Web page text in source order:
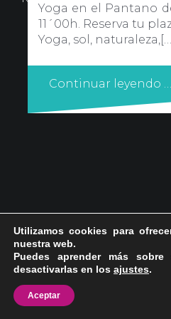
Yoga en el Pantano
11´00h. Reserva tu
Yoga, sol,
Continuar leyendo …
Utilizamos cookies para
nuestra web.
Puedes aprender más
desactivarlas en los ajustes.
Aceptar